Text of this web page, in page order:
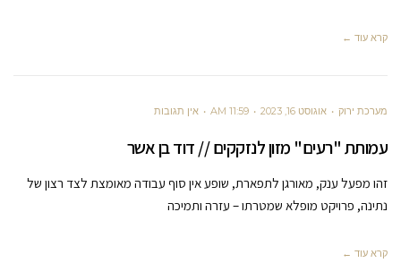
קרא עוד ←
מערכת ירוק אוגוסט 16, 2023 11:59 AM אין תגובות
עמותת "רעים" מזון לנזקקים // דוד בן אשר
זהו מפעל ענק, מאורגן לתפארת, שופע אין סוף עבודה מאומצת לצד רצון של
נתינה, פרויקט מופלא שמטרתו – עזרה ותמיכה
קרא עוד ←